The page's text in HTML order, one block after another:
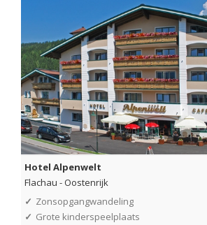
Hotel Alpenwelt
Flachau -Oostenrijk
✓ Zonsopgangwandeling
✓ Grote kinderspeelplaats